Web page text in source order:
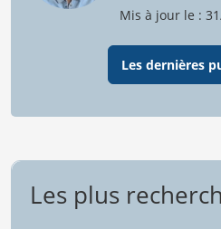
Mis à jour le :
Les dernières
Les plus